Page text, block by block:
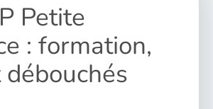
Petite
: formation,